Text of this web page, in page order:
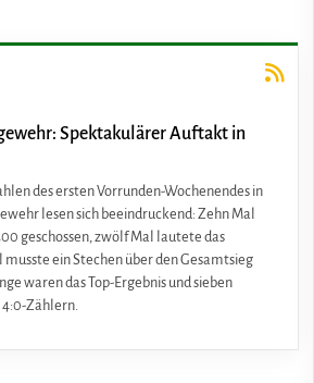
Spektakulärer Auftakt in
des ersten Vorrunden-Wochenendes in
lesen sich beeindruckend: Zehn Mal
geschossen, zwölf Mal lautete das
musste ein Stechen über den Gesamtsieg
waren das Top-Ergebnis und sieben
Zählern.